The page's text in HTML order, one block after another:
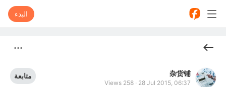
البدء
杂货铺
28 Jul 2015, 06:37
·
Views 258
متابعة